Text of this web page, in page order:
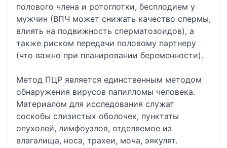
полового члена и ротоглотки, бесплодием у
мужчин (ВПЧ может снижать качество спермы,
влиять на подвижность сперматозоидов), а
также риском передачи половому партнеру
(что важно при планировании беременности).
Метод ПЦР является единственным методом
обнаружения вирусов папилломы человека.
Материалом для исследования служат
соскобы слизистых оболочек, пунктаты
опухолей, лимфоузлов, отделяемое из
влагалища, носа, трахеи, моча, эякулят.